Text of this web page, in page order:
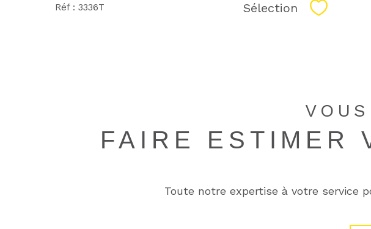
Réf : 3336T Sélection
FAIRE ESTIMER
Toute notre expertise à votre service